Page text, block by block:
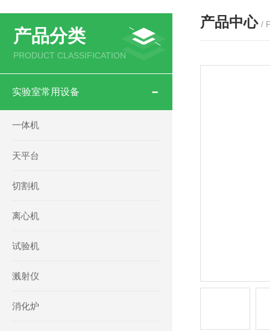
产品分类
PRODUCT CLASSIFICATION
实验室常用设备
一体机
天平台
切割机
离心机
试验机
溅射仪
消化炉
产品中心 /